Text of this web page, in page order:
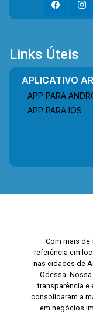
Links Úteis
APLICATIVO
APP PARA
APP PARA IOS
Com mais de
referência em
nas cidades de
Odessa.
transparência e
consolidaram a
em negócios